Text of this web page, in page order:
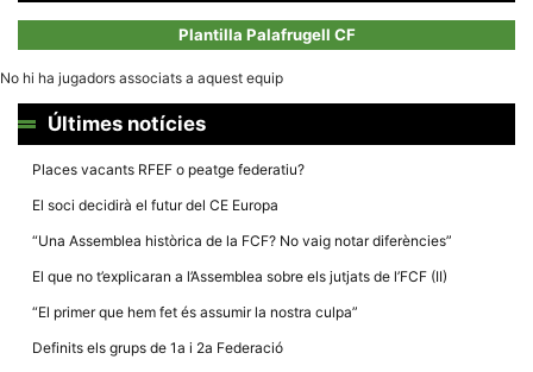
Plantilla Palafrugell CF
No hi ha jugadors associats a aquest equip
Últimes notícies
Places vacants RFEF o peatge federatiu?
El soci decidirà el futur del CE Europa
“Una Assemblea històrica de la FCF? No vaig notar diferències”
El que no t’explicaran a l’Assemblea sobre els jutjats de l’FCF (II)
“El primer que hem fet és assumir la nostra culpa”
Definits els grups de 1a i 2a Federació
dades
estadístiques
de manera
estructura.
d'usuari
components
nostre lloc web